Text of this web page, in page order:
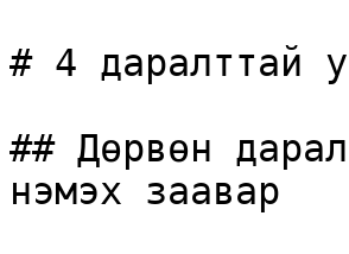
# 4 даралттай
## Дөрвөн
нэмэх заавар